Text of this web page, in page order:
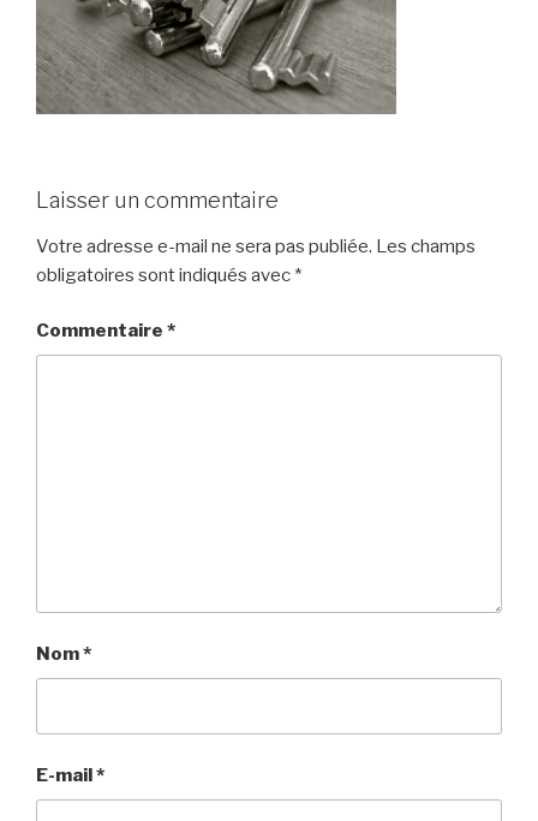
Laisser un commentaire
Votre adresse e-mail ne sera pas publiée. Les champs
obligatoires sont indiqués avec *
Commentaire *
Nom*
E-mail*